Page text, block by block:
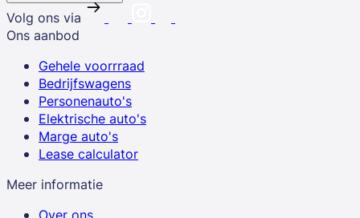
Volg ons via
Ons aanbod
Gehele voorrraad
Bedrijfswagens
Personenauto's
Elektrische auto's
Marge auto's
Lease calculator
Meer informatie